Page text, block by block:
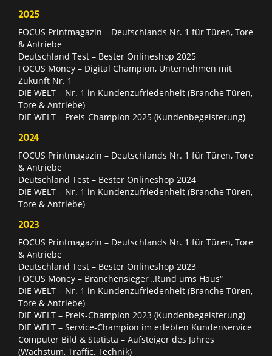
2025
FOCUS Printmagazin – Deutschlands Nr. 1 für Türen, Tore
& Antriebe
Deutschland Test – Bester Onlineshop 2025
FOCUS Money – Digital Champion, Unternehmen mit
Zukunft Nr. 1
DIE WELT – Nr. 1 in Kundenzufriedenheit (Branche Türen,
Tore & Antriebe)
DIE WELT – Preis-Champion 2025 (Kundenbegeisterung)
2024
FOCUS Printmagazin – Deutschlands Nr. 1 für Türen, Tore
& Antriebe
Deutschland Test – Bester Onlineshop 2024
DIE WELT – Nr. 1 in Kundenzufriedenheit (Branche Türen,
Tore & Antriebe)
2023
FOCUS Printmagazin – Deutschlands Nr. 1 für Türen, Tore
& Antriebe
Deutschland Test – Bester Onlineshop 2023
FOCUS Money – Branchensieger „Rund ums Haus“
DIE WELT – Nr. 1 in Kundenzufriedenheit (Branche Türen,
Tore & Antriebe)
DIE WELT – Preis-Champion 2023 (Kundenbegeisterung)
DIE WELT – Service-Champion im erlebten Kundenservice
Computer Bild & Statista – Aufsteiger des Jahres
(Wachstum, Traffic, Technik)